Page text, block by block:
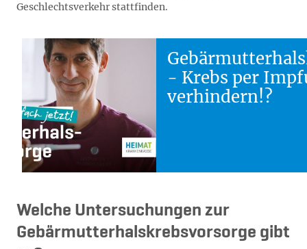
Geschlechtsverkehr stattfinden.
- Krebs per
verhindern!?
Welche Untersuchungen zur
Gebärmutterhalskrebsvorsorge gibt